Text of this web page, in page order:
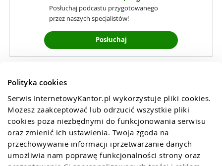
Polityka cookies
Serwis InternetowyKantor.pl wykorzystuje pliki cookies.
Możesz zaakceptować lub odrzucić wszystkie pliki
cookies poza niezbędnymi do funkcjonowania serwisu
oraz zmienić ich ustawienia. Twoja zgoda na
przechowywanie informacji iprzetwarzanie danych
umożliwia nam poprawę funkcjonalności strony oraz
Posłuchaj podcastu przygotowanego
przez naszych specjalistów!
Posłuchaj